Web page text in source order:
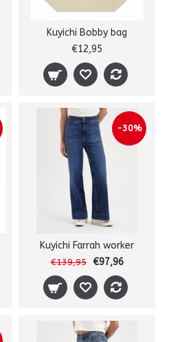
Kuyichi Bobby bag
€12,95
-30%
Kuyichi Farrah worker
€139,95 €97,96